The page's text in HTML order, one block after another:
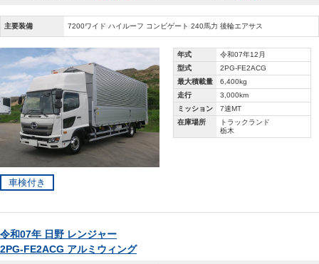
主要装備 7200ワイド ハイルーフ コンビゲート 240馬力 後輪エアサス
年式
令和07年12月
型式
2PG-FE2ACG
最大積載量
6,400kg
走行
3,000km
ミッション
7速MT
在庫場所
トラックランド
栃木
車検付き
令和07年 日野 レンジャー
2PG-FE2ACG アルミウィング